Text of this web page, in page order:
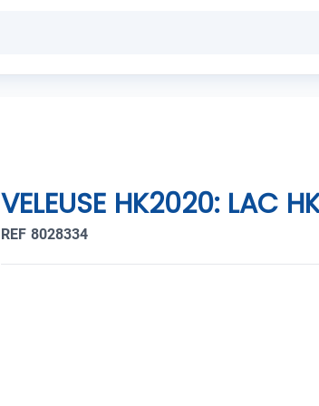
VELEUSE HK2020: LAC
REF 8028334